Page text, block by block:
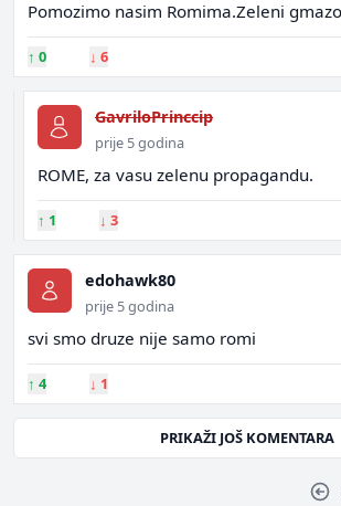
Pomozimo nasim Romima.Zeleni
↑ 0 ↓ 6
GavriloPrinccip
prije 5 godina
ROME, za vasu zelenu propagandu.
↑ 1 ↓ 3
edohawk80
prije 5 godina
svi smo druze nije samo romi
↑ 4 ↓ 1
PRIKAŽI JOŠ KOMENTARA